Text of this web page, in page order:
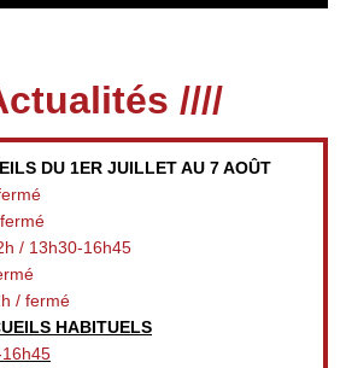
////
DU 1ER JUILLET AU 7 AOÛT
/ 13h30-16h45
/ fermé
HABITUELS